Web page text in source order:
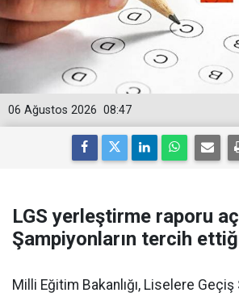
08:47
06 Ağustos 2026
LGS yerleştirme raporu
Şampiyonların tercih
Milli Eğitim Bakanlığı, Liselere